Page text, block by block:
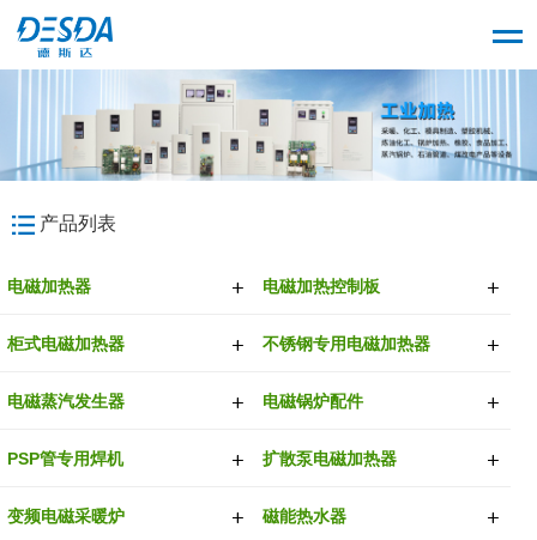
产品列表
电磁加热器 电磁加热控制板
柜式电磁加热器 不锈钢专用电磁加热器
电磁蒸汽发生器 电磁锅炉配件
PSP管专用焊机 扩散泵电磁加热器
变频电磁采暖炉 磁能热水器